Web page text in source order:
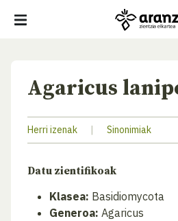
Agaricus
Herri izenak | Sinonimiak
Datu zientifikoak
Klasea: Basidiomycota
Generoa: Agaricus